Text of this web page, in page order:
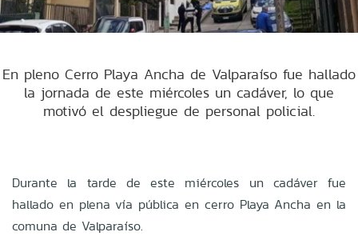
En pleno Cerro Playa Ancha de Valparaíso fue hallado
la jornada de este miércoles un cadáver, lo que
motivó el despliegue de personal policial.
Durante la tarde de este miércoles un cadáver fue
hallado en plena vía pública en cerro Playa Ancha en la
comuna de Valparaíso.